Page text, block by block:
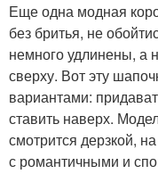
Еще одна модная
без бритья, не
немного удлинены, а
сверху. Вот эту
вариантами:
ставить наверх.
смотрится дерзкой,
с романтичными и